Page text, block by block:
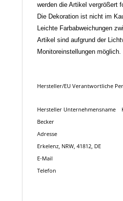
werden die Artikel vergrößert
Die Dekoration ist nicht im
Leichte Farbabweichungen
Artikel sind aufgrund der
Monitoreinstellungen möglich.
Hersteller/EU Verantwortliche
Hersteller Unternehmensname
Becker
Adresse
Erkelenz, NRW, 41812, DE
E-Mail
Telefon